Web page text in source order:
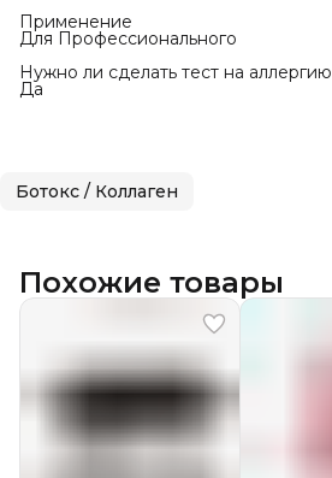
Применение
Для Профессионального
Нужно ли сделать тест на аллергию
Да
Ботокс / Коллаген
Похожие товары